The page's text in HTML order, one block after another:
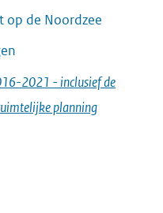
op de Noordzee
2021 - inclusief de
planning